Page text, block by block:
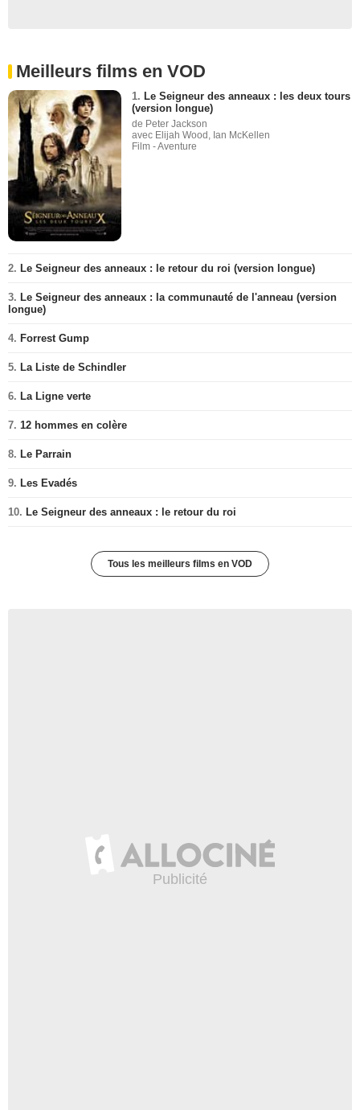
Meilleurs films en VOD
1. Le Seigneur des anneaux : les deux tours
(version longue)
de Peter Jackson
avec Elijah Wood, Ian McKellen
Film - Aventure
2. Le Seigneur des anneaux : le retour du roi (version longue)
3. Le Seigneur des anneaux : la communauté de l'anneau (version
longue)
4. Forrest Gump
5. La Liste de Schindler
6. La Ligne verte
7. 12 hommes en colère
8. Le Parrain
9. Les Evadés
10. Le Seigneur des anneaux : le retour du roi
Tous les meilleurs films en VOD